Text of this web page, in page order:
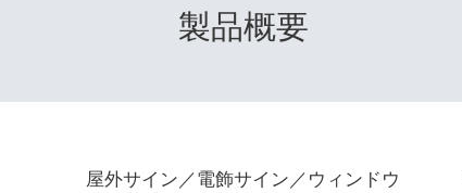
製品概要
屋外サイン／電飾サイン／ウィンドウ